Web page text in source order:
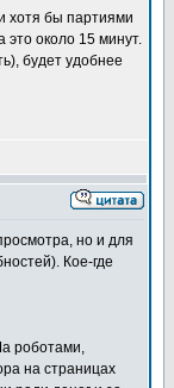
хотя бы партиями
это около 15 минут.
будет удобнее
но и для
Кое-где
роботами,
на страницах